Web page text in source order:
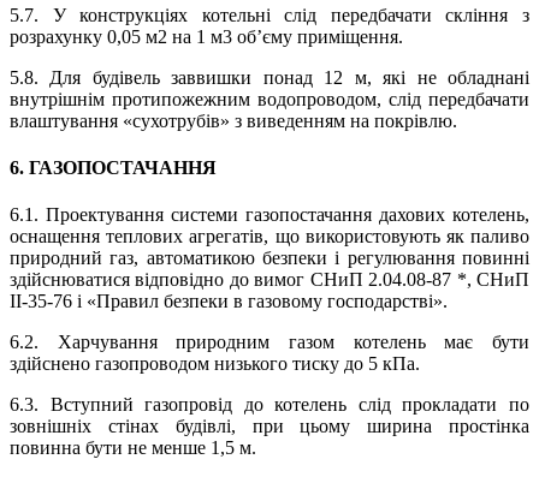
5.7. У конструкціях котельні слід передбачати скління з
розрахунку 0,05 м2 на 1 м3 об’єму приміщення.
5.8. Для будівель заввишки понад 12 м, які не обладнані
внутрішнім протипожежним водопроводом, слід передбачати
влаштування «сухотрубів» з виведенням на покрівлю.
6. ГАЗОПОСТАЧАННЯ
6.1. Проектування системи газопостачання дахових котелень,
оснащення теплових агрегатів, що використовують як паливо
природний газ, автоматикою безпеки і регулювання повинні
здійснюватися відповідно до вимог СНиП 2.04.08-87 *, СНиП
II-35-76 і «Правил безпеки в газовому господарстві».
6.2. Харчування природним газом котелень має бути
здійснено газопроводом низького тиску до 5 кПа.
6.3. Вступний газопровід до котелень слід прокладати по
зовнішніх стінах будівлі, при цьому ширина простінка
повинна бути не менше 1,5 м.